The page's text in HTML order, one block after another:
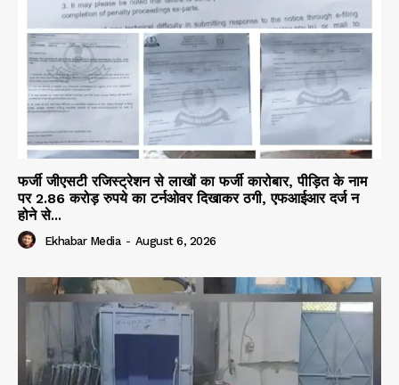
फर्जी जीएसटी रजिस्ट्रेशन से लाखों का फर्जी कारोबार, पीड़ित के नाम
पर 2.86 करोड़ रुपये का टर्नओवर दिखाकर ठगी, एफआईआर दर्ज न
होने से...
Ekhabar Media - August 6, 2026